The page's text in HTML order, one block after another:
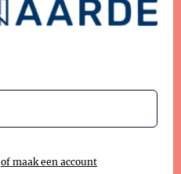
of maak een account